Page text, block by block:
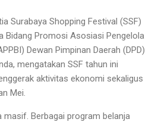
Surabaya Shopping Festival (SSF)
Bidang Promosi Asosiasi Pengelola
Dewan Pimpinan Daerah (DPD)
mengatakan SSF tahun ini
aktivitas ekonomi sekaligus
Mei.
masif. Berbagai program belanja